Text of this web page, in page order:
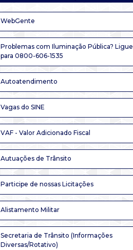
WebGente
Problemas com Iluminação Pública? Ligue
para 0800-606-1535
Autoatendimento
Vagas do SINE
VAF - Valor Adicionado Fiscal
Autuações de Trânsito
Participe de nossas Licitações
Alistamento Militar
Secretaria de Trânsito (Informações
Diversas/Rotativo)